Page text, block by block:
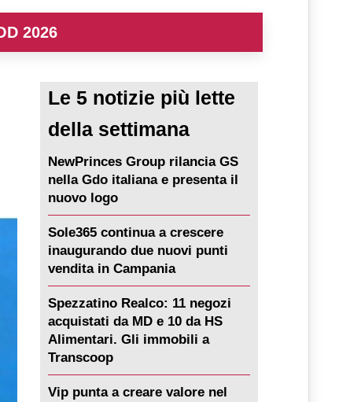
2026
Le 5 notizie più lette
della settimana
NewPrinces Group rilancia GS
nella Gdo italiana e presenta il
nuovo logo
Sole365 continua a crescere
inaugurando due nuovi punti
vendita in Campania
Spezzatino Realco: 11 negozi
acquistati da MD e 10 da HS
Alimentari. Gli immobili a
Transcoop
Vip punta a creare valore nel